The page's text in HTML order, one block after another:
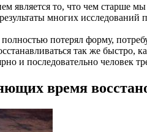
является то, что чем старше
многих
потерял форму,
так же быстро,
и последовательно человек
время